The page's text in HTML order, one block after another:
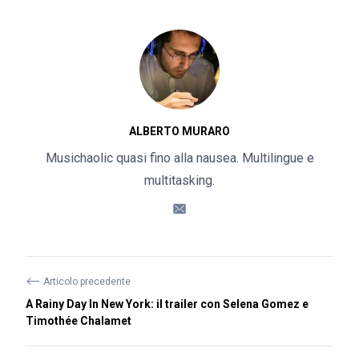
ALBERTO MURARO
Musichaolic quasi fino alla nausea. Multilingue e
multitasking.
⟵ Articolo precedente
A Rainy Day In New York: il trailer con Selena Gomez e
Timothée Chalamet